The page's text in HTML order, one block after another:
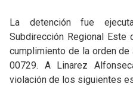
La detención fue
Subdirección Regional Este
cumplimiento de la orden
00729. A Linarez
violación de los siguientes